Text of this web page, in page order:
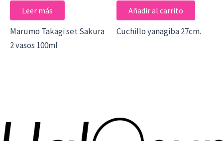
Leer más
Marumo Takagi set Sakura
2 vasos 100ml
Añadir al carrito
Cuchillo yanagiba 27cm.